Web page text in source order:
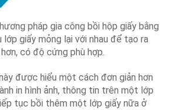
pháp gia công bồi hộp giấy bằng
lớp giấy mỏng lại với nhau để tạo ra
có độ cứng phù hợp.
được hiểu một cách đơn giản hơn
in hình ảnh, thông tin trên một lớp
tục bồi thêm một lớp giấy nữa ở